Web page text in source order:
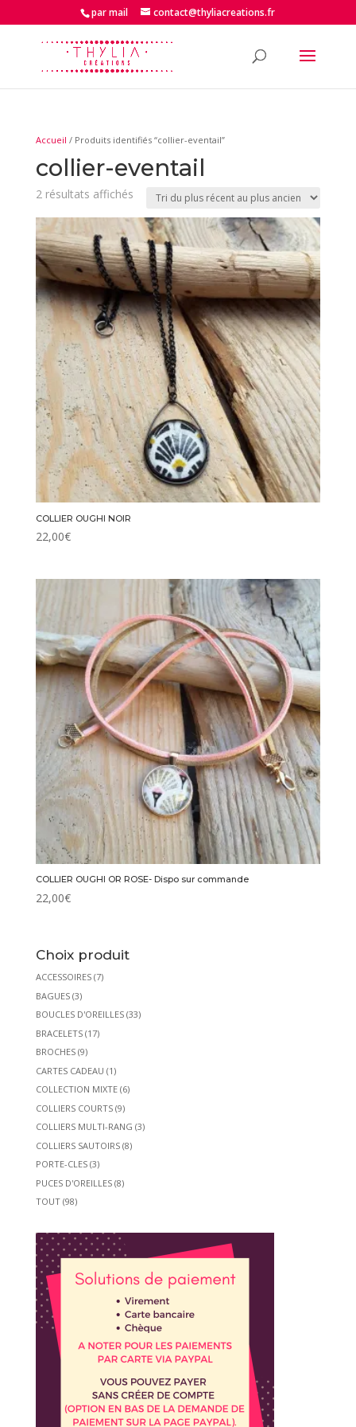
par mail contact@thyliacreations.fr
Accueil / Produits identifiés “collier-eventail”
collier-eventail
2 résultats affichésTrié
plus
récent
au
plus
ancien
COLLIER OUGHI NOIR
22,00€
COLLIER OUGHI OR ROSE- Dispo sur commande
22,00€
Choix produit
ACCESSOIRES (7)
BAGUES (3)
BOUCLES D'OREILLES (33)
BRACELETS (17)
BROCHES (9)
CARTES CADEAU (1)
COLLECTION MIXTE (6)
COLLIERS COURTS (9)
COLLIERS MULTI-RANG (3)
COLLIERS SAUTOIRS (8)
PORTE-CLES (3)
PUCES D'OREILLES (8)
TOUT (98)